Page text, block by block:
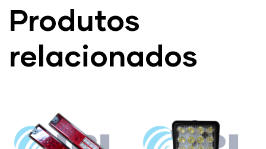
Produtos
relacionados